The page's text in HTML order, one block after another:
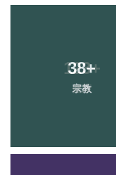
38+
宗教